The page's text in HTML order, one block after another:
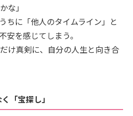
な」
ちに「他人のタイムライン」と
安を感じてしまう。
け真剣に、自分の人生と向き合
「宝探し」